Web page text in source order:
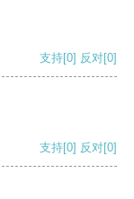
支持[0] 反对[0]
支持[0] 反对[0]